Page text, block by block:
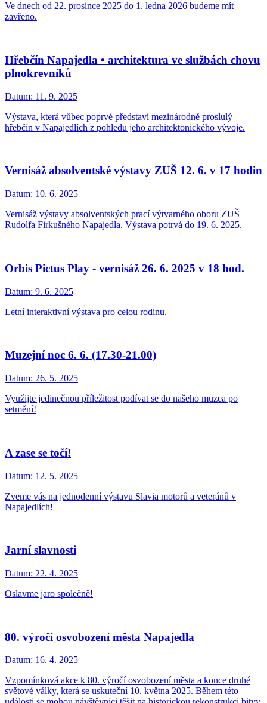
Ve dnech od 22. prosince 2025 do 1. ledna 2026 budeme mít
zavřeno.
Hřebčín Napajedla • architektura ve službách chovu
plnokrevníků
Datum: 11. 9. 2025
Výstava, která vůbec poprvé představí mezinárodně proslulý
hřebčín v Napajedlích z pohledu jeho architektonického vývoje.
Vernisáž absolventské výstavy ZUŠ 12. 6. v 17 hodin
Datum: 10. 6. 2025
Vernisáž výstavy absolventských prací výtvarného oboru ZUŠ
Rudolfa Firkušného Napajedla. Výstava potrvá do 19. 6. 2025.
Orbis Pictus Play - vernisáž 26. 6. 2025 v 18 hod.
Datum: 9. 6. 2025
Letní interaktivní výstava pro celou rodinu.
Muzejní noc 6. 6. (17.30-21.00)
Datum: 26. 5. 2025
Využijte jedinečnou příležitost podívat se do našeho muzea po
setmění!
A zase se točí!
Datum: 12. 5. 2025
Zveme vás na jednodenní výstavu Slavia motorů a veteránů v
Napajedlích!
Jarní slavnosti
Datum: 22. 4. 2025
Oslavme jaro společně!
80. výročí osvobození města Napajedla
Datum: 16. 4. 2025
Vzpomínková akce k 80. výročí osvobození města a konce druhé
světové války, která se uskuteční 10. května 2025. Během této